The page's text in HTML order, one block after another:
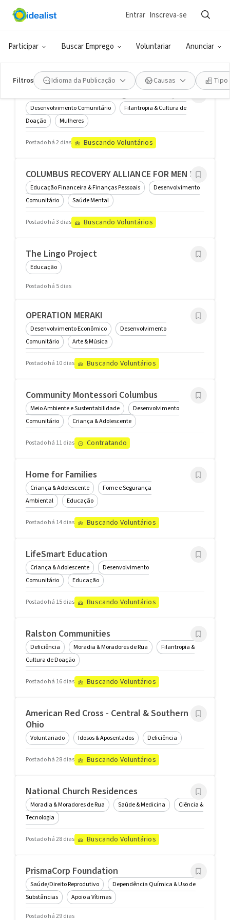
Participar Buscar Emprego Voluntariar Anunciar
Entrar Inscreva-se
Filtros Idioma da Publicação Causas Tipo
Organizações
Ohio Nurses Association
Saúde & Medicina
Postado há 1 dia Contratando
African Women for Change Network (AFNet)
Desenvolvimento Comunitário
Filantropia & Cultura de
Doação
Mulheres
Postado há 2 dias Buscando Voluntários
COLUMBUS RECOVERY ALLIANCE FOR MEN INC
Educação Financeira & Finanças Pessoais
Desenvolvimento
Comunitário
Saúde Mental
Postado há 3 dias Buscando Voluntários
The Lingo Project
Educação
Postado há 5 dias
OPERATION MERAKI
Desenvolvimento Econômico
Desenvolvimento
Comunitário
Arte & Música
Postado há 10 dias Buscando Voluntários
Community Montessori Columbus
Meio Ambiente e Sustentabilidade
Desenvolvimento
Comunitário
Criança & Adolescente
Postado há 11 dias Contratando
Home for Families
Criança & Adolescente
Fome e Segurança
Ambiental
Educação
Postado há 14 dias Buscando Voluntários
LifeSmart Education
Criança & Adolescente
Desenvolvimento
Comunitário
Educação
Postado há 15 dias Buscando Voluntários
Ralston Communities
Deficiência Moradia & Moradores de Rua
Filantropia &
Cultura de Doação
Postado há 16 dias Buscando Voluntários
American Red Cross - Central & Southern
Ohio
Voluntariado Idosos & Aposentados Deficiência
Postado há 28 dias Buscando Voluntários
National Church Residences
Moradia & Moradores de Rua Saúde & Medicina
Ciência &
Tecnologia
Postado há 28 dias Buscando Voluntários
PrismaCorp Foundation
Saúde/Direito Reprodutivo
Dependência Química & Uso de
Substâncias
Apoio a Vítimas
Postado há 29 dias